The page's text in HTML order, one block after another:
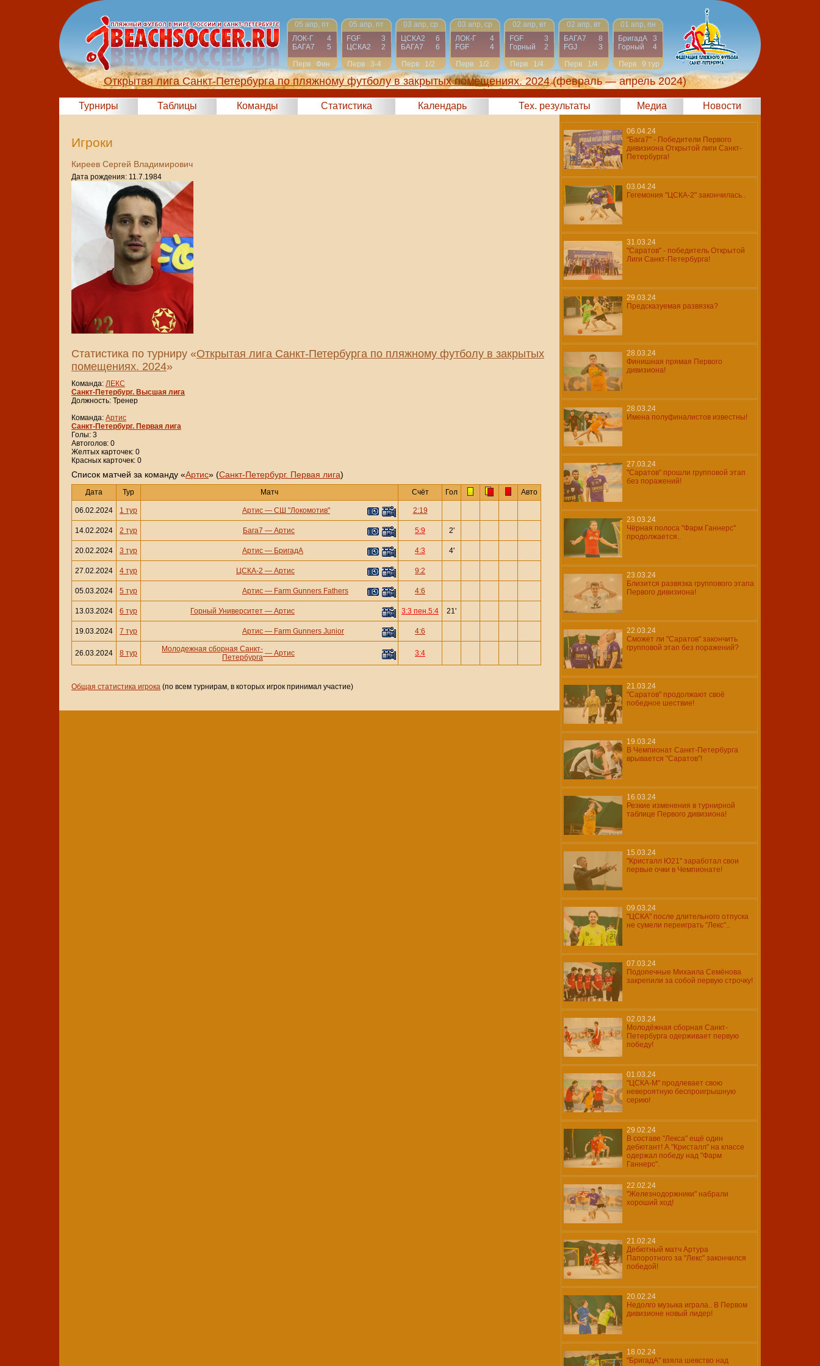
05 апр, пт
ЛОК-Г
4
БАГА7
5
Перв
Фин
05 апр, пт
FGF
3
ЦСКА2
2
Перв
3-4
03 апр, ср
ЦСКА2
6
БАГА7
6
Перв
1/2
03 апр, ср
ЛОК-Г
4
FGF
4
Перв
1/2
02 апр, вт
FGF
3
Горный
2
Перв
1/4
02 апр, вт
БАГА7
8
FGJ
3
Перв
1/4
01 апр, пн
БригадА
3
Горный
4
Перв
9 тур
Открытая лига Санкт-Петербурга по пляжному футболу в закрытых помещениях. 2024 (февраль — апрель 2024)
Турниры Таблицы Команды Статистика Календарь Тех. результаты Медиа Новости
Игроки
Киреев Сергей Владимирович
Дата рождения: 11.7.1984
Статистика по турниру «Открытая лига Санкт-Петербурга по пляжному футболу в закрытых
помещениях. 2024»
Команда: ЛЕКС
Санкт-Петербург. Высшая лига
Должность: Тренер
Команда: Артис
Санкт-Петербург. Первая лига
Голы: 3
Автоголов: 0
Желтых карточек: 0
Красных карточек: 0
Cписок матчей за команду «Артис» (Санкт-Петербург. Первая лига)
Дата Тур Матч Счёт Гол Авто
06.02.2024 1 тур Артис — СШ "Локомотив" 2:19
14.02.2024 2 тур Бага7 — Артис 5:9 2'
20.02.2024 3 тур Артис — БригадА 4:3 4'
27.02.2024 4 тур ЦСКА-2 — Артис 9:2
05.03.2024 5 тур Артис — Farm Gunners Fathers 4:6
13.03.2024 6 тур Горный Университет — Артис 3:3 пен.5:4 21'
19.03.2024 7 тур Артис — Farm Gunners Junior 4:6
26.03.2024 8 тур
Молодежная сборная Санкт-
Петербурга — Артис 3:4
Общая статистика игрока (по всем турнирам, в которых игрок принимал участие)
06.04.24
"Бага7" - Победители Первого
дивизиона Открытой лиги Санкт-
Петербурга!
03.04.24
Гегемония "ЦСКА-2" закончилась..
31.03.24
"Саратов" - победитель Открытой
Лиги Санкт-Петербурга!
29.03.24
Предсказуемая развязка?
28.03.24
Финишная прямая Первого
дивизиона!
28.03.24
Имена полуфиналистов известны!
27.03.24
"Саратов" прошли групповой этап
без поражений!
23.03.24
Чёрная полоса "Фарм Ганнерс"
продолжается..
23.03.24
Близится развязка группового этапа
Первого дивизиона!
22.03.24
Сможет ли "Саратов" закончить
групповой этап без поражений?
21.03.24
"Саратов" продолжают своё
победное шествие!
19.03.24
В Чемпионат Санкт-Петербурга
врывается "Саратов"!
16.03.24
Резкие изменения в турнирной
таблице Первого дивизиона!
15.03.24
"Кристалл Ю21" заработал свои
первые очки в Чемпионате!
09.03.24
"ЦСКА" после длительного отпуска
не сумели переиграть "Лекс"..
07.03.24
Подопечные Михаила Семёнова
закрепили за собой первую строчку!
02.03.24
Молодёжная сборная Санкт-
Петербурга одерживает первую
победу!
01.03.24
"ЦСКА-М" продлевает свою
невероятную беспроигрышную
серию!
29.02.24
В составе "Лекса" ещё один
дебютант! А "Кристалл" на классе
одержал победу над "Фарм
Ганнерс".
22.02.24
"Железнодоржники" набрали
хороший ход!
21.02.24
Дебютный матч Артура
Папоротного за "Лекс" закончился
победой!
20.02.24
Недолго музыка играла.. В Первом
дивизионе новый лидер!
18.02.24
"БригадА" взяла шевство над